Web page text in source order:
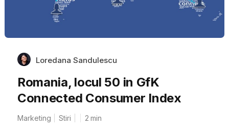
Loredana Sandulescu
Romania, locul 50 in GfK
Connected Consumer Index
Marketing Stiri 2 min